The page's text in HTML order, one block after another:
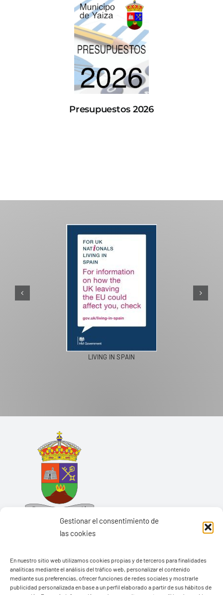
Gestionar el consentimiento de
las cookies
En nuestro sitio web utilizamos cookies propias y de terceros para finalidades
analíticas mediante el análisis del tráfico web, personalizar el contenido
mediante sus preferencias, ofrecer funciones de redes sociales y mostrarle
publicidad personalizada en base a un perfil elaborado a partir de sus hábitos de
Presupuestos 2026
LIVING IN SPAIN
Ayuntamiento de Yaiza
Pza. de Los Remedios, 1